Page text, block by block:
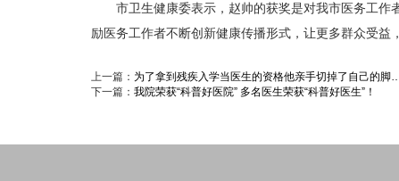
市卫生健康委表示，赵帅的获奖是对我市医务工作
励医务工作者不断创新健康传播形式，让更多群众受益
上一篇： 为了拿到残疾入学当医生的资格他亲手切掉了自己的脚
下一篇： 我院荣获“科普好医院” 多名医生荣获“科普好医生”！